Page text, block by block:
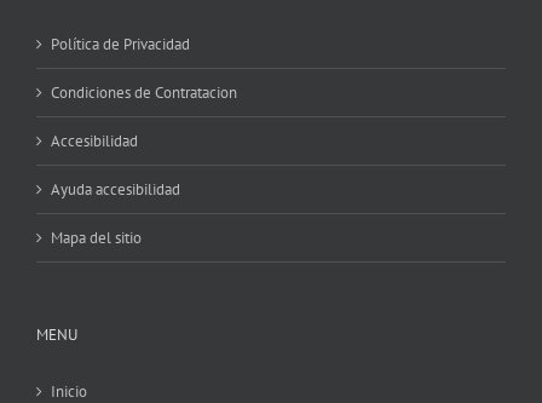
Política de Privacidad
Condiciones de Contratacion
Accesibilidad
Ayuda accesibilidad
Mapa del sitio
MENU
Inicio